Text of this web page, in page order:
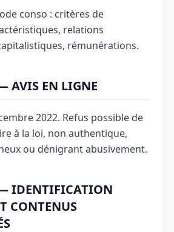
conso : critères de
relations
rémunérations.
AVIS EN LIGNE
2022. Refus possible de
à la loi, non authentique,
ou dénigrant abusivement.
IDENTIFICATION
CONTENUS